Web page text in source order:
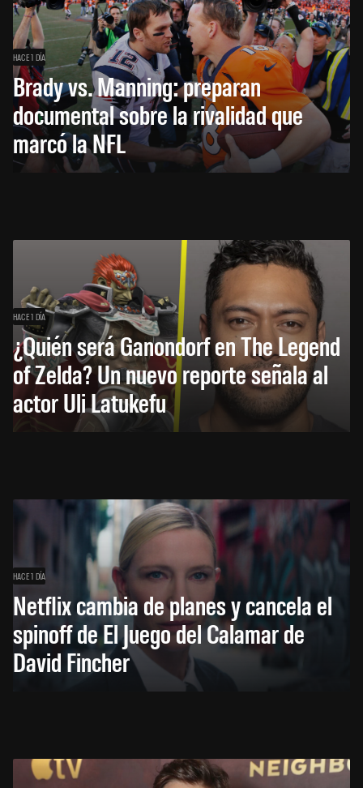
HACE 1 DÍA
Brady vs. Manning: preparan
documental sobre la rivalidad que
marcó la NFL
HACE 1 DÍA
¿Quién será Ganondorf en The Legend
of Zelda? Un nuevo reporte señala al
actor Uli Latukefu
HACE 1 DÍA
Netflix cambia de planes y cancela el
spinoff de El Juego del Calamar de
David Fincher